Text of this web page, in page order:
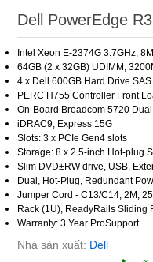
Dell PowerEdge
Intel Xeon E-2374G 3.7GHz,
64GB (2 x 32GB) UDIMM,
4 x Dell 600GB Hard Drive
PERC H755 Controller Front
On-Board Broadcom 5720 Dual
iDRAC9, Express 15G
Slots: 3 x PCIe Gen4 slots
Storage: 8 x 2.5-inch Hot-plug
Slim DVD±RW drive, USB,
Dual, Hot-Plug, Redundant
Jumper Cord - C13/C14, 2M,
Rack (1U), ReadyRails Sliding
Warranty: 3 Year ProSupport
Nhà sản xuất: Dell